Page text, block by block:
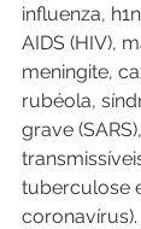
influenza,
AIDS (HIV),
meningite,
rubéola,
grave
tuberculose
coronavírus).